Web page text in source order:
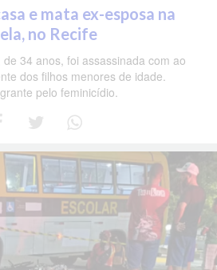
e mata ex-esposa na
no Recife
34 anos, foi assassinada com ao
dos filhos menores de idade.
pelo feminicídio.